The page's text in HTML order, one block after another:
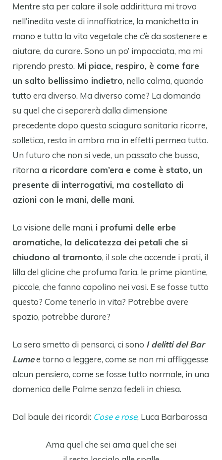
Mentre sta per calare il sole addirittura mi trovo
nell’inedita veste di innaffiatrice, la manichetta in
mano e tutta la vita vegetale che c’è da sostenere e
aiutare, da curare. Sono un po’ impacciata, ma mi
riprendo presto. Mi piace, respiro, è come fare
un salto bellissimo indietro, nella calma, quando
tutto era diverso. Ma diverso come? La domanda
su quel che ci separerà dalla dimensione
precedente dopo questa sciagura sanitaria ricorre,
solletica, resta in ombra ma in effetti permea tutto.
Un futuro che non si vede, un passato che bussa,
ritorna a ricordare com’era e come è stato, un
presente di interrogativi, ma costellato di
azioni con le mani, delle mani.
La visione delle mani, i profumi delle erbe
aromatiche, la delicatezza dei petali che si
chiudono al tramonto, il sole che accende i prati, il
lilla del glicine che profuma l’aria, le prime piantine,
piccole, che fanno capolino nei vasi. E se fosse tutto
questo? Come tenerlo in vita? Potrebbe avere
spazio, potrebbe durare?
La sera smetto di pensarci, ci sono I delitti del Bar
Lumee torno a leggere, come se non mi affliggesse
alcun pensiero, come se fosse tutto normale, in una
domenica delle Palme senza fedeli in chiesa.
Dal baule dei ricordi: Cose e rose, Luca Barbarossa
Ama quel che sei ama quel che sei